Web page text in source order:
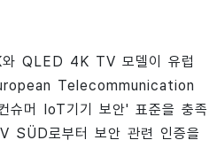
QLED 4K TV 모델이 유럽
Telecommunication
머 IoT기기 보안' 표준을 충족
SÜD로부터 보안 관련 인증을